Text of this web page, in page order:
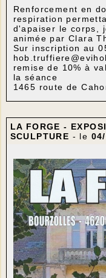
Renforcement en
respiration
d'apaiser le corps,
animée par Clara
Sur inscription au
remise de 10% à
la séance
1465 route de
LA FORGE -
SCULPTURE - le